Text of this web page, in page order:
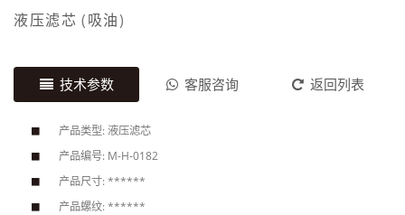
液压滤芯 (吸油)
技术参数 客服咨询 返回列表
产品类型: 液压滤芯
产品编号: M-H-0182
产品尺寸: ******
产品螺纹: ******